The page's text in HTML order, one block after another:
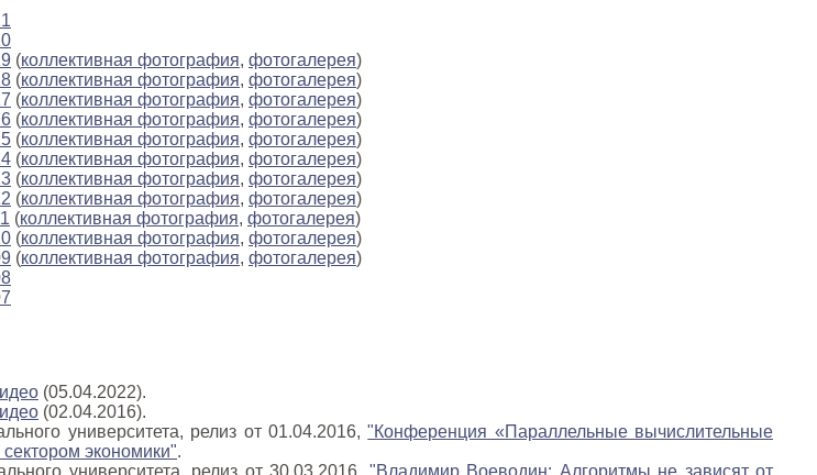
(коллективная фотография, фотогалерея)
(коллективная фотография, фотогалерея)
(коллективная фотография, фотогалерея)
(коллективная фотография, фотогалерея)
(коллективная фотография, фотогалерея)
(коллективная фотография, фотогалерея)
(коллективная фотография, фотогалерея)
(коллективная фотография, фотогалерея)
(коллективная фотография, фотогалерея)
(коллективная фотография, фотогалерея)
(коллективная фотография, фотогалерея)
(05.04.2022).
(02.04.2016).
университета, релиз от 01.04.2016,"Конференция «Параллельные вычислительные
экономики".
университета, релиз от 30.03.2016, "Владимир Воеводин: Алгоритмы не зависят от